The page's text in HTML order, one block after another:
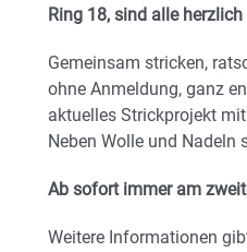
Ring 18, sind alle
Gemeinsam stricken,
ohne Anmeldung, ganz
aktuelles Strickprojekt
Neben Wolle und
Ab sofort immer am
Weitere Informationen